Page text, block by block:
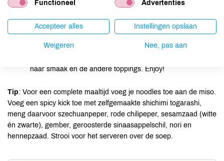
knoflookpers. Voeg toe aan de miso.
Voeg ook de peultjes of doperwtjes toe aan de miso.
Snijd de chilipeper en eventueel de verse koriander fijn.
naar smaak en de andere toppings. Enjoy!
Tip: Voor een complete maaltijd voeg je noodles toe aan de miso.
Voeg een spicy kick toe met zelfgemaakte shichimi togarashi,
meng daarvoor szechuanpeper, rode chilipeper, sesamzaad (witte
én zwarte), gember, geroosterde sinaasappelschil, nori en
hennepzaad. Strooi voor het serveren over de soep.
Functioneel Advertenties
Accepteer alles Instellingen opslaan
Weigeren Nee, pas aan